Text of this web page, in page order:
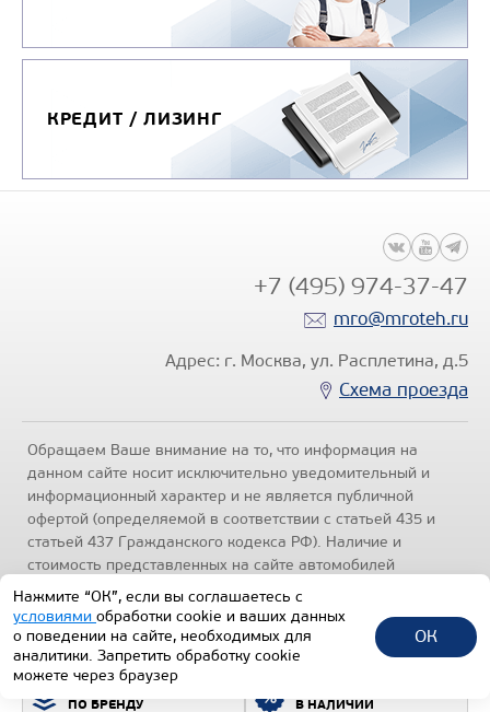
ПО БРЕНДУ В НАЛИЧИИ
КРЕДИТ / ЛИЗИНГ
+7 (495) 974-37-47
mro@mroteh.ru
Адрес: г. Москва, ул. Расплетина, д.5
Схема проезда
Обращаем Ваше внимание на то, что информация на
данном сайте носит исключительно уведомительный и
информационный характер и не является публичной
офертой (определяемой в соответствии с статьей 435 и
статьей 437 Гражданского кодекса РФ). Наличие и
стоимость представленных на сайте автомобилей
уточняйте по телефонам отделов продаж, представленных
в разделе "Контакты" настоящего ресурса.
конфиденциальности.
1992-2026 © Все права защищены.
ТЕХИНКОМ
Нажмите “ОК”, если вы соглашаетесь с
условиями обработки cookie и ваших данных
о поведении на сайте, необходимых для
аналитики. Запретить обработку cookie
можете через браузер
ОК